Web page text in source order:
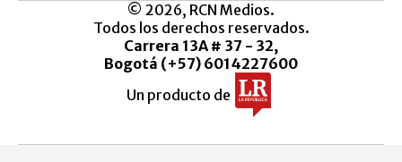
© 2026, RCN Medios.
Todos los derechos reservados.
Carrera 13A # 37 - 32,
Bogotá (+57) 6014227600
Un producto de